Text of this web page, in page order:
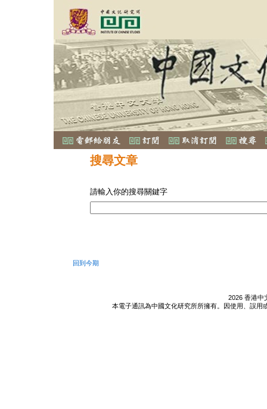
搜尋文章
請輸入你的搜尋關鍵字
回到今期
2026 香港中
本電子通訊為中國文化研究所所擁有。因使用、誤